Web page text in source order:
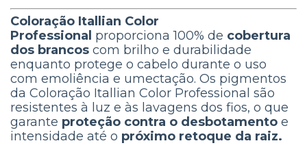
Coloração Itallian Color
Professional proporciona 100% de cobertura
dos brancos com brilho e durabilidade
enquanto protege o cabelo durante o uso
com emoliência e umectação. Os pigmentos
da Coloração Itallian Color Professional são
resistentes à luz e às lavagens dos fios, o que
garante proteção contra o desbotamento e
intensidade até o próximo retoque da raiz.